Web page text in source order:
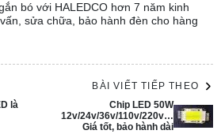
bó với HALEDCO hơn 7 năm kinh
sửa chữa, bảo hành đèn cho hàng
là
BÀI VIẾT TIẾP THEO
Chip LED 50W
12v/24v/36v/110v/220v…
Giá tốt, bảo hành dài